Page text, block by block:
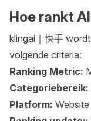
Hoe rankt
klingai｜快手
volgende criteria:
Ranking Metric:
Categoriebereik:
Platform: Website